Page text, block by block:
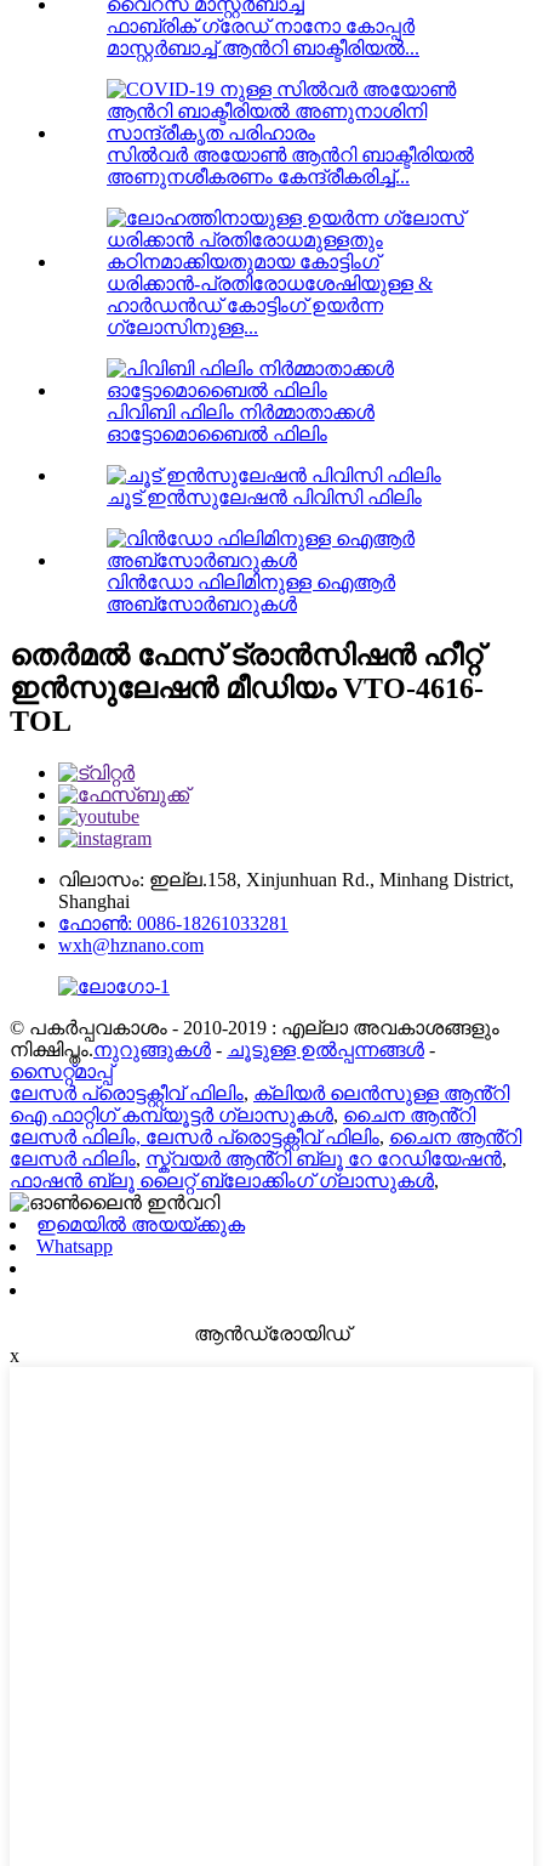
ഫാബ്രിക് ഗ്രേഡ് നാനോ കോപ്പർ
മാസ്റ്റർബാച്ച് ആൻറി ബാക്ടീരിയൽ...
സിൽവർ അയോൺ ആൻറി ബാക്ടീരിയൽ
അണുനശീകരണം കേന്ദ്രീകരിച്ച്...
ധരിക്കാൻ-പ്രതിരോധശേഷിയുള്ള &
ഹാർഡൻഡ് കോട്ടിംഗ് ഉയർന്ന
ഗ്ലോസിനുള്ള...
പിവിബി ഫിലിം നിർമ്മാതാക്കൾ
ഓട്ടോമൊബൈൽ ഫിലിം
ചൂട് ഇൻസുലേഷൻ പിവിസി ഫിലിം
വിൻഡോ ഫിലിമിനുള്ള ഐആർ
അബ്സോർബറുകൾ
തെർമൽ ഫേസ് ട്രാൻസിഷൻ ഹീറ്റ്
ഇൻസുലേഷൻ മീഡിയം VTO-4616-
TOL
വിലാസം: ഇല്ല.158, Xinjunhuan Rd., Minhang District,
Shanghai
ഫോൺ: 0086-18261033281
wxh@hznano.com
© പകർപ്പവകാശം - 2010-2019 : എല്ലാ അവകാശങ്ങളും
നിക്ഷിപ്തം.നുറുങ്ങുകൾ - ചൂടുള്ള ഉൽപ്പന്നങ്ങൾ -
സൈറ്റ്മാപ്പ്
ലേസർ പ്രൊട്ടക്റ്റീവ് ഫിലിം, ക്ലിയർ ലെൻസുള്ള ആൻ്റി
ഐ ഫാറ്റിഗ് കമ്പ്യൂട്ടർ ഗ്ലാസുകൾ, ചൈന ആൻ്റി
ലേസർ ഫിലിം, ലേസർ പ്രൊട്ടക്റ്റീവ് ഫിലിം, ചൈന ആൻ്റി
ലേസർ ഫിലിം, സ്ക്വയർ ആൻ്റി ബ്ലൂ റേ റേഡിയേഷൻ,
ഫാഷൻ ബ്ലൂ ലൈറ്റ് ബ്ലോക്കിംഗ് ഗ്ലാസുകൾ,
ഇമെയിൽ അയയ്ക്കുക
Whatsapp
ആൻഡ്രോയിഡ്
x